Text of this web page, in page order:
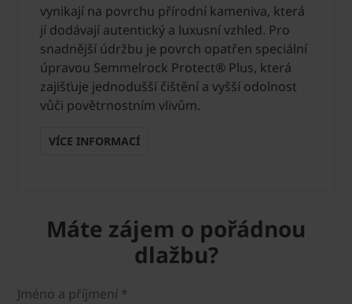
vynikají na povrchu přírodní kameniva, která
jí dodávají autentický a luxusní vzhled. Pro
snadnější údržbu je povrch opatřen speciální
úpravou Semmelrock Protect® Plus, která
zajišťuje jednodušší čištění a vyšší odolnost
vůči povětrnostním vlivům.
VÍCE INFORMACÍ
Máte zájem o pořádnou
dlažbu?
Jméno a příjmení *